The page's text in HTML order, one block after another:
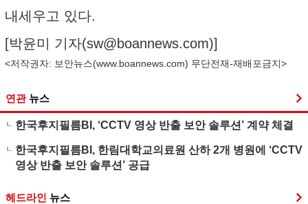
내세우고 있다.
[박윤미 기자(sw@boannews.com)]
<저작권자: 보안뉴스(www.boannews.com) 무단전재-재배포금지>
연관 뉴스
한국후지필름BI, ‘CCTV 영상 반출 보안 솔루션’ 계약 체결
한국후지필름BI, 한림대학교의료원 산하 2개 병원에 ‘CCTV
영상 반출 보안 솔루션’ 공급
헤드라인 뉴스